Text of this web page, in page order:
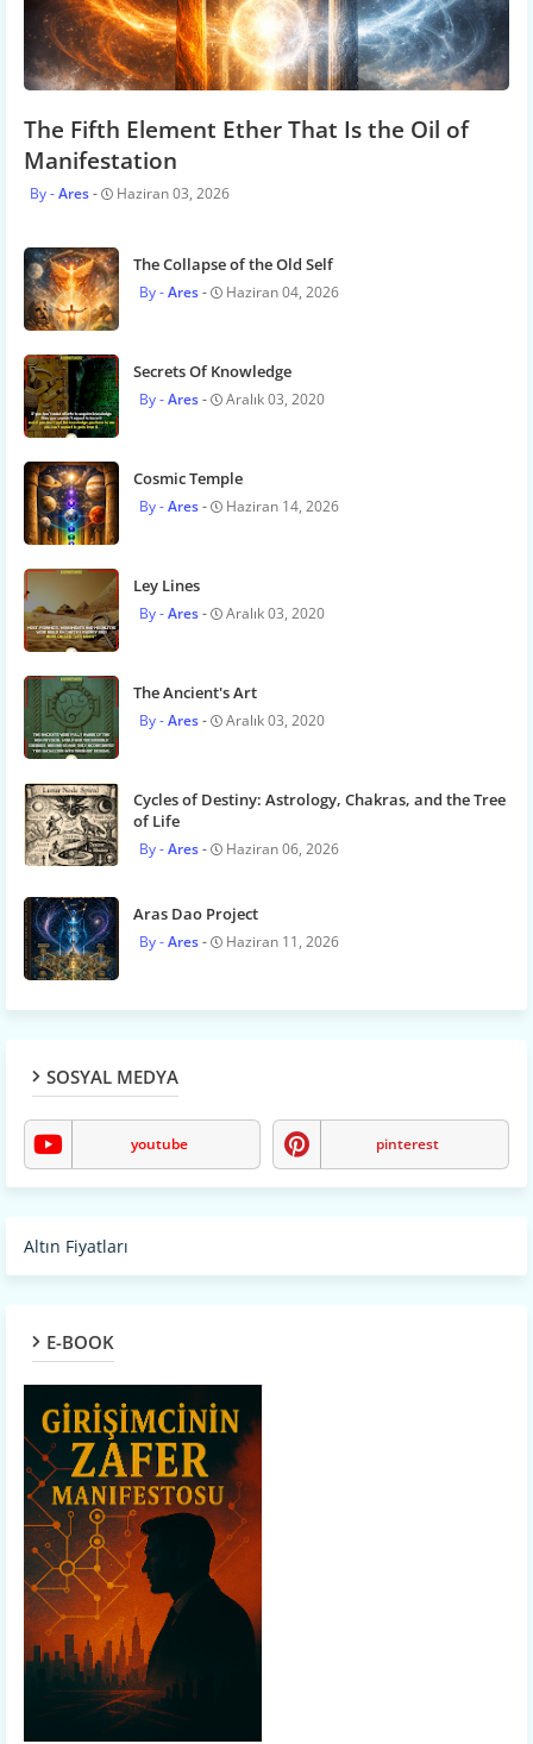
The Fifth Element Ether That Is the Oil of
Manifestation
Ares Haziran 03, 2026
The Collapse of the Old Self
Ares Haziran 04, 2026
Secrets Of Knowledge
Ares Aralık 03, 2020
Cosmic Temple
Ares Haziran 14, 2026
Ley Lines
Ares Aralık 03, 2020
The Ancient's Art
Ares Aralık 03, 2020
Cycles of Destiny: Astrology, Chakras, and the Tree
of Life
Ares Haziran 06, 2026
Aras Dao Project
Ares Haziran 11, 2026
SOSYAL MEDYA
youtube pinterest
Altın Fiyatları
E-BOOK